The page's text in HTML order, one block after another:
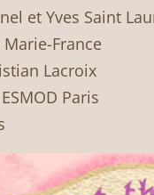
et Yves Saint
France
Lacroix
Paris